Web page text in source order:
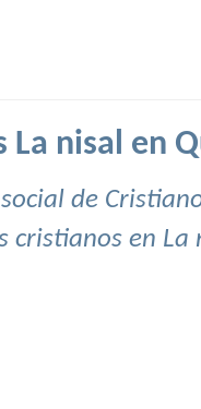
La nisal en
de
cristianos en La